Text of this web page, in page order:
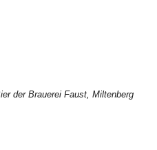
der Brauerei Faust, Miltenberg